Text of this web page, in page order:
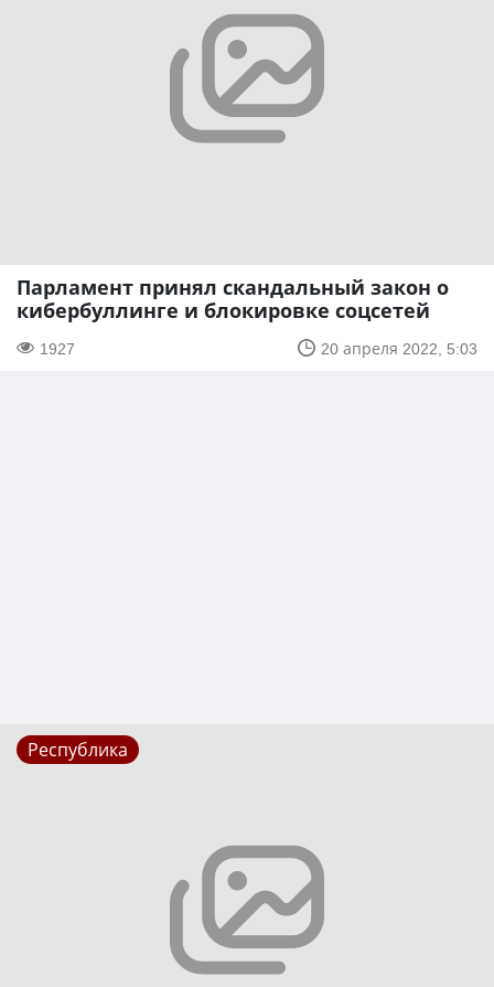
Парламент принял скандальный закон о
кибербуллинге и блокировке соцсетей
1927 20 апреля 2022, 5:03
Республика